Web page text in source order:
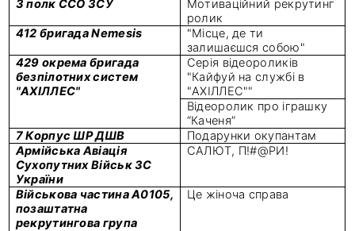
3 полк ССО ЗСУ
Мотиваційний рекрутинг
ролик
412 бригада Nemesis
"Місце, де ти
залишаєшся собою"
429 окрема бригада
безпілотних систем
"АХІЛЛЕС"
Серія відеороликів
"Кайфуй на службі в
"АХІЛЛЕС""
Відеоролик про іграшку
“Каченя”
7 Корпус ШР ДШВ
Подарунки окупантам
Армійська Авіація
Сухопутних Військ ЗС
України
САЛЮТ, П!#@РИ!
Військова частина А0105,
позаштатна
рекрутингова група
Це жіноча справа